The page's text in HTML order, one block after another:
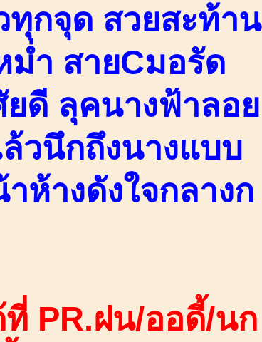
ทุกจุด สวยสะท้าน
ำ สายCมอรัด
ดี ลุคนางฟ้าลอย
วนึกถึงนางแบบ
ห้างดังใจกลางก
PR.ฝน/ออดี้/นก